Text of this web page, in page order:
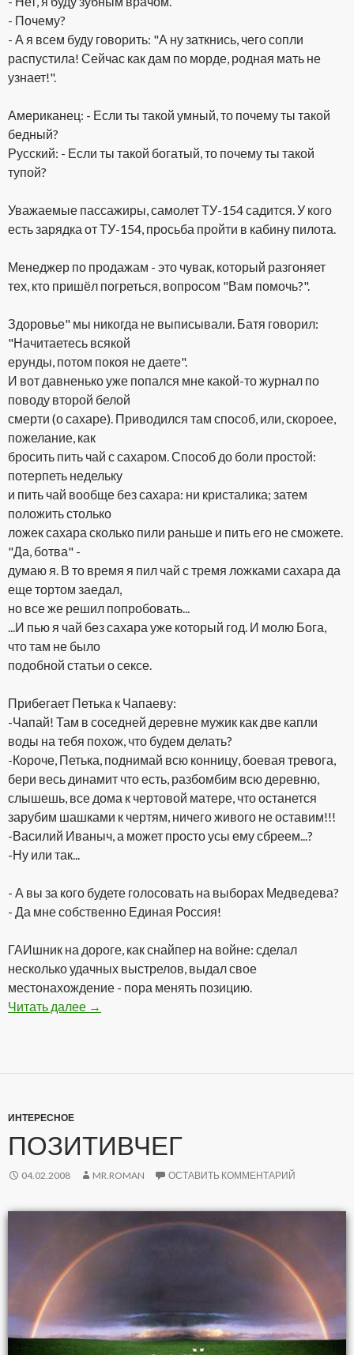
- Почему?
- А я всем буду говорить: "А ну заткнись, чего сопли
распустила! Сейчас как дам по морде, родная мать не
узнает!".
Американец: - Если ты такой умный, то почему ты такой
бедный?
Русский: - Если ты такой богатый, то почему ты такой
тупой?
Уважаемые пассажиры, самолет ТУ-154 садится. У кого
есть зарядка от ТУ-154, просьба пройти в кабину пилота.
Менеджер по продажам - это чувак, который разгоняет
тех, кто пришёл погреться, вопросом "Вам помочь?".
Здоровье" мы никогда не выписывали. Батя говорил:
"Начитаетесь всякой
ерунды, потом покоя не даете".
И вот давненько уже попался мне какой-то журнал по
поводу второй белой
смерти (о сахаре). Приводился там способ, или, скороее,
пожелание, как
бросить пить чай с сахаром. Способ до боли простой:
потерпеть недельку
и пить чай вообще без сахара: ни кристалика; затем
положить столько
ложек сахара сколько пили раньше и пить его не сможете.
"Да, ботва" -
думаю я. В то время я пил чай с тремя ложками сахара да
еще тортом заедал,
но все же решил попробовать...
...И пью я чай без сахара уже который год. И молю Бога,
что там не было
подобной статьи о сексе.
Прибегает Петька к Чапаеву:
-Чапай! Там в соседней деревне мужик как две капли
воды на тебя похож, что будем делать?
-Короче, Петька, поднимай всю конницу, боевая тревога,
бери весь динамит что есть, разбомбим всю деревню,
слышешь, все дома к чертовой матере, что останется
зарубим шашками к чертям, ничего живого не оставим!!!
-Василий Иваныч, а может просто усы ему сбреем...?
-Ну или так...
- А вы за кого будете голосовать на выборах Медведева?
- Да мне собственно Единая Россия!
ГАИшник на дороге, как снайпер на войне: сделал
несколько удачных выстрелов, выдал свое
местонахождение - пора менять позицию.
Читать далее Подборка Анекдотов
→
ИНТЕРЕСНОЕ
ПОЗИТИВЧЕГ
04.02.2008 MR.ROMAN ОСТАВИТЬ КОММЕНТАРИЙ